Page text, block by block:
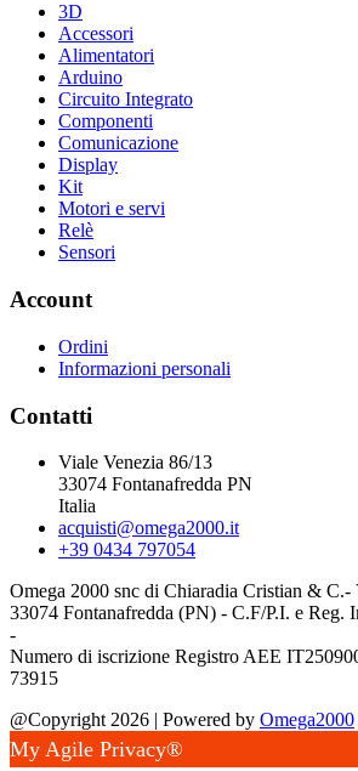
3D
Accessori
Alimentatori
Arduino
Circuito Integrato
Componenti
Comunicazione
Display
Kit
Motori e servi
Relè
Sensori
Account
Ordini
Informazioni personali
Contatti
Viale Venezia 86/13
33074 Fontanafredda PN
Italia
acquisti@omega2000.it
+39 0434 797054
Omega 2000 snc di Chiaradia Cristian & C.-
33074 Fontanafredda (PN) - C.F/P.I. e Reg.
-
Numero di iscrizione Registro AEE
73915
@Copyright 2026 | Powered by Omega2000
My Agile Privacy®